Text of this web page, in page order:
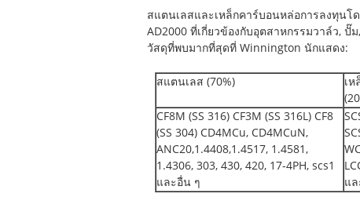
สแตนเลสและเหล็กคาร์บอนหล่อการลงทุนโ
AD2000 ที่เกี่ยวข้องกับอุตสาหกรรมวาล์ว,
วัสดุที่พบมากที่สุดที่ Winnington นักแสดง:
สแตนเลส (70%)
เ
CF8M (SS 316) CF3M (SS 316L) CF8
(SS 304) CD4MCu, CD4MCuN,
ANC20,1.4408,1.4517, 1.4581,
1.4306, 303, 430, 420, 17-4PH, scs1
และอื่น ๆ
แ